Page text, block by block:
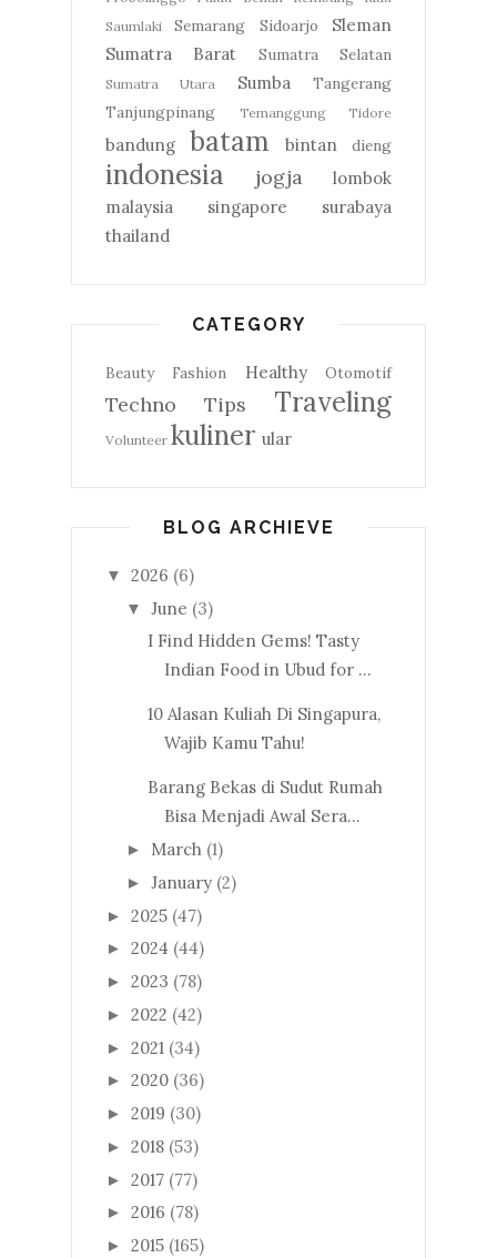
Saumlaki
Semarang Sidoarjo
Sleman
Sumatra Barat
Sumatra Selatan
Sumatra Utara Sumba
Tangerang
Tanjungpinang
Temanggung Tidore
bandung batam bintan dieng
indonesia jogja
lombok
malaysia
singapore
surabaya
thailand
CATEGORY
Beauty Fashion Healthy Otomotif
Techno Tips Traveling
Volunteer kuliner ular
BLOG ARCHIEVE
▼ 2026 (6)
▼ June (3)
I Find Hidden Gems! Tasty
Indian Food in Ubud for ...
10 Alasan Kuliah Di Singapura,
Wajib Kamu Tahu!
Barang Bekas di Sudut Rumah
Bisa Menjadi Awal Sera...
► March (1)
► January (2)
► 2025 (47)
► 2024 (44)
► 2023 (78)
► 2022 (42)
► 2021 (34)
► 2020 (36)
► 2019 (30)
► 2018 (53)
► 2017 (77)
► 2016 (78)
► 2015 (165)